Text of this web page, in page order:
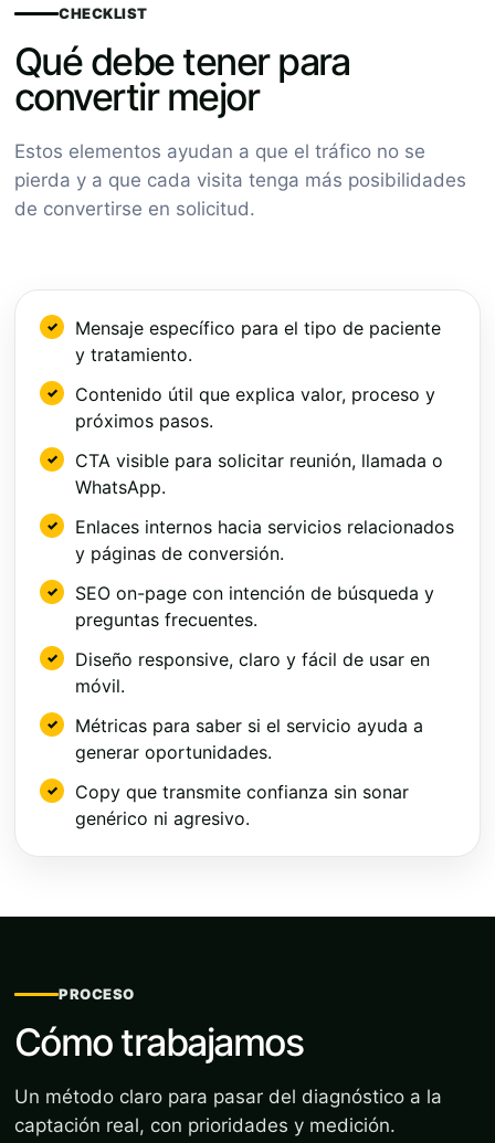
CHECKLIST
Qué debe tener para
convertir mejor
Estos elementos ayudan a que el tráfico no se
pierda y a que cada visita tenga más posibilidades
de convertirse en solicitud.
Mensaje específico para el tipo de paciente
y tratamiento.
Contenido útil que explica valor, proceso y
próximos pasos.
CTA visible para solicitar reunión, llamada o
WhatsApp.
Enlaces internos hacia servicios relacionados
y páginas de conversión.
SEO on-page con intención de búsqueda y
preguntas frecuentes.
Diseño responsive, claro y fácil de usar en
móvil.
Métricas para saber si el servicio ayuda a
generar oportunidades.
Copy que transmite confianza sin sonar
genérico ni agresivo.
PROCESO
Cómo trabajamos
Un método claro para pasar del diagnóstico a la
captación real, con prioridades y medición.